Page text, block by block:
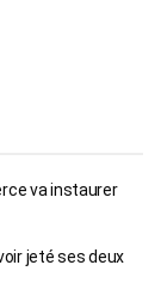
va instaurer
jeté ses deux